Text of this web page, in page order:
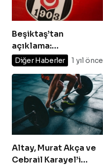
Beşiktaş’tan
açıklama:
“Soruşturma
başlatıldı”
Diğer Haberler 1 yıl önce
Altay, Murat Akça ve
Cebrail Karayel’i